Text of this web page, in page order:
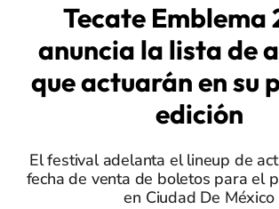
Tecate Emblema
anuncia la lista de
que actuarán en su
edición
El festival adelanta el lineup de
fecha de venta de boletos para el
en Ciudad De México